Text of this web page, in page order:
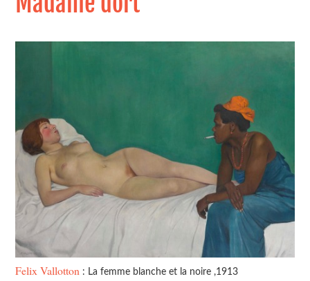
Felix Vallotton : La femme blanche et la noire ,1913